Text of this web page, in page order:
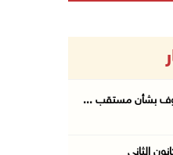
بشأن مستقب ...